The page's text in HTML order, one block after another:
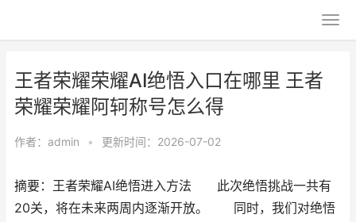
王者荣耀荣耀AI绝悟入口在哪里 王者
荣耀荣耀阿轲称号怎么得
作者： admin • 更新时间：2026-07-02
摘要：王者荣耀AI绝悟进入方法 此次绝悟挑战一共有
20关，将在未来两周内逐渐开放。 同时，我们对绝悟